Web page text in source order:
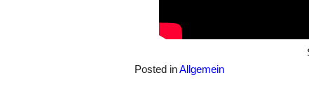
Posted inAllgemein